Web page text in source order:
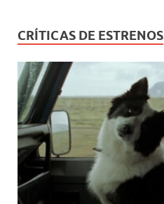
CRÍTICAS DE ESTRENOS